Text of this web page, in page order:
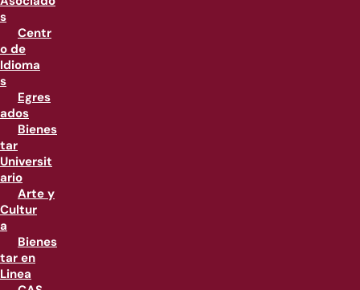
s
Centr
o de
Idioma
s
Egres
ados
Bienes
tar
Universit
ario
Arte y
Cultur
a
Bienes
tar en
Linea